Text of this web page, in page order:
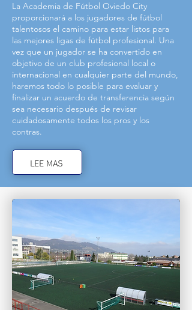
La Academia de Fútbol Oviedo City
proporcionará a los jugadores de fútbol
talentosos el camino para estar listos para
las mejores ligas de fútbol profesional. Una
vez que un jugador se ha convertido en
objetivo de un club profesional local o
internacional en cualquier parte del mundo,
haremos todo lo posible para evaluar y
finalizar un acuerdo de transferencia según
sea necesario después de revisar
cuidadosamente todos los pros y los
contras.
LEE MAS